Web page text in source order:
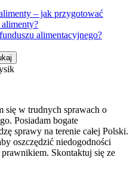
– jak przygotować
alimentacyjnego?
się w trudnych sprawach o
Posiadam bogate
sprawy na terenie całej Polski.
oszczędzić niedogodności
Skontaktuj się ze